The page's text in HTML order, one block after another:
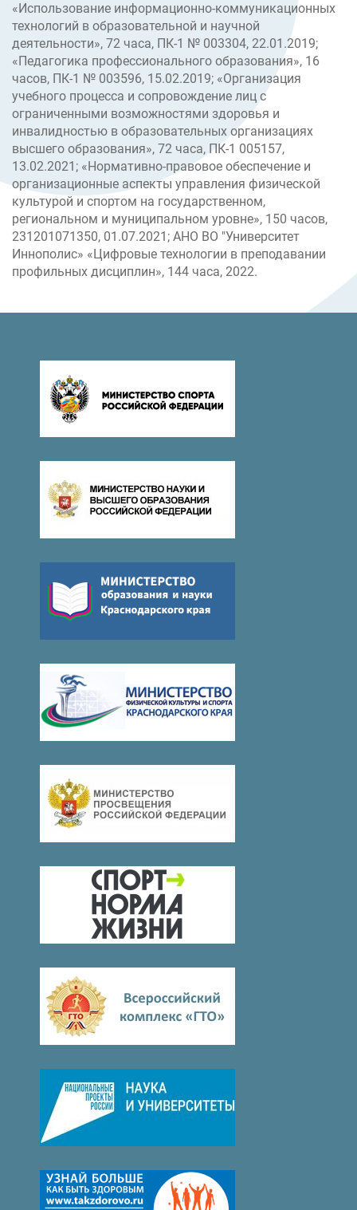
«Использование информационно-коммуникационных
технологий в образовательной и научной
деятельности», 72 часа, ПК-1 № 003304, 22.01.2019;
«Педагогика профессионального образования», 16
часов, ПК-1 № 003596, 15.02.2019; «Организация
учебного процесса и сопровождение лиц с
ограниченными возможностями здоровья и
инвалидностью в образовательных организациях
высшего образования», 72 часа, ПК-1 005157,
13.02.2021; «Нормативно-правовое обеспечение и
организационные аспекты управления физической
культурой и спортом на государственном,
региональном и муниципальном уровне», 150 часов,
231201071350, 01.07.2021; АНО ВО "Университет
Иннополис» «Цифровые технологии в преподавании
профильных дисциплин», 144 часа, 2022.